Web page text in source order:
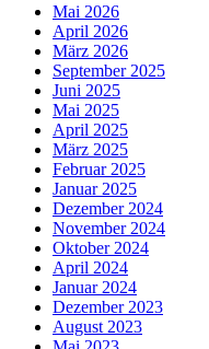
Mai 2026
April 2026
März 2026
September 2025
Juni 2025
Mai 2025
April 2025
März 2025
Februar 2025
Januar 2025
Dezember 2024
November 2024
Oktober 2024
April 2024
Januar 2024
Dezember 2023
August 2023